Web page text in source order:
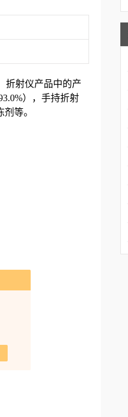
折射仪产品中的产
），手持折射
等。